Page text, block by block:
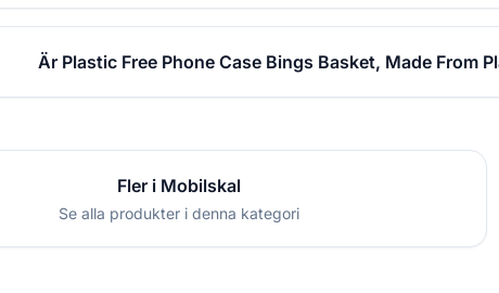
Är Plastic Free Phone Case Bings Basket, Made From
Fler i Mobilskal
Se alla produkter i denna kategori